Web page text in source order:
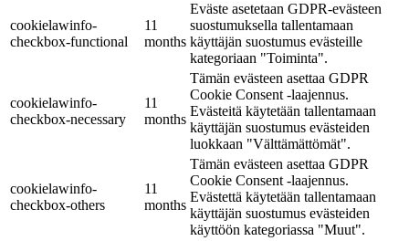
cookielawinfo-
checkbox-functional
11
months
Eväste asetetaan GDPR-evästeen
suostumuksella tallentamaan
käyttäjän suostumus evästeille
kategoriaan "Toiminta".
cookielawinfo-
checkbox-necessary
11
months
Tämän evästeen asettaa GDPR
Cookie Consent -laajennus.
Evästeitä käytetään tallentamaan
käyttäjän suostumus evästeiden
luokkaan "Välttämättömät".
cookielawinfo-
checkbox-others
11
months
Tämän evästeen asettaa GDPR
Cookie Consent -laajennus.
Evästettä käytetään tallentamaan
käyttäjän suostumus evästeiden
käyttöön kategoriassa "Muut".